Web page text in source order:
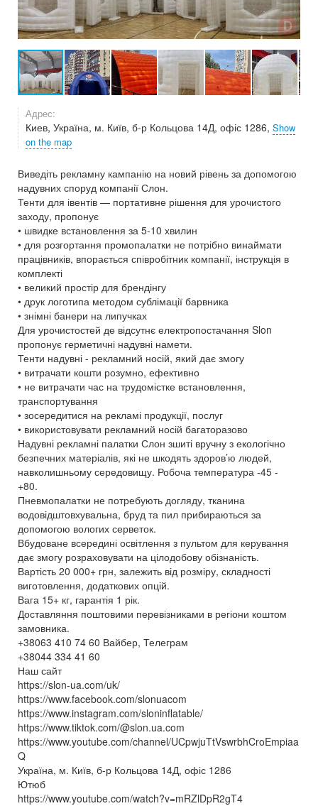
Адрес:
Киев, Україна, м. Київ, б-р Кольцова 14Д, офіс 1286, Show
on the map
Виведіть рекламну кампанію на новий рівень за допомогою
надувних споруд компанії Слон.
Тенти для івентів — портативне рішення для урочистого
заходу, пропонує
• швидке встановлення за 5-10 хвилин
• для розгортання промопалатки не потрібно винаймати
працівників, впорається співробітник компанії, інструкція в
комплекті
• великий простір для брендінгу
• друк логотипа методом сублімації барвника
• знімні банери на липучках
Для урочистостей де відсутнє електропостачання Slon
пропонує герметичні надувні намети.
Тенти надувні - рекламний носій, який дає змогу
• витрачати кошти розумно, ефективно
• не витрачати час на трудомістке встановлення,
транспортування
• зосередитися на рекламі продукції, послуг
• використовувати рекламний носій багаторазово
Надувні рекламні палатки Слон зшиті вручну з екологічно
безпечних матеріалів, які не шкодять здоров’ю людей,
навколишньому середовищу. Робоча температура -45 -
+80.
Пневмопалатки не потребують догляду, тканина
водовідштовхувальна, бруд та пил прибираються за
допомогою вологих серветок.
Вбудоване всередині освітлення з пультом для керування
дає змогу розраховувати на цілодобову обізнаність.
Вартість 20 000+ грн, залежить від розміру, складності
виготовлення, додаткових опцій.
Вага 15+ кг, гарантія 1 рік.
Доставляння поштовими перевізниками в регіони коштом
замовника.
+38063 410 74 60 Вайбер, Телеграм
+38044 334 41 60
Наш сайт
https://slon-ua.com/uk/
https://www.facebook.com/slonuacom
https://www.instagram.com/sloninflatable/
https://www.tiktok.com/@slon.ua.com
https://www.youtube.com/channel/UCpwjuTtVswrbhCroEmpiaa
Q
Україна, м. Київ, б-р Кольцова 14Д, офіс 1286
Ютюб
https://www.youtube.com/watch?v=mRZlDpR2gT4